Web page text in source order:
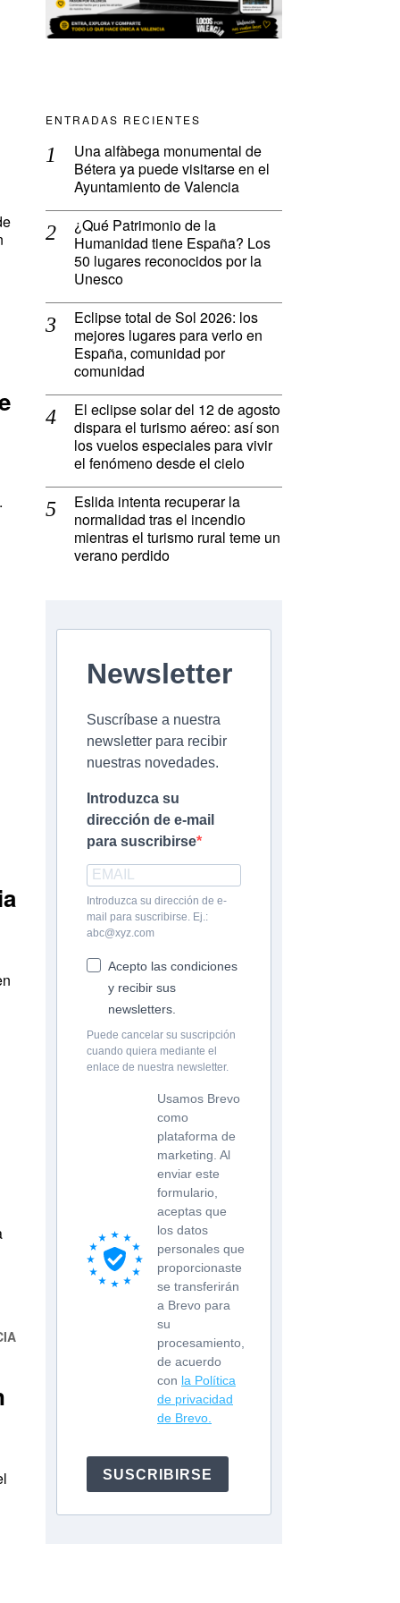
ENTRADAS RECIENTES
Una alfàbega monumental de
Bétera ya puede visitarse en el
Ayuntamiento de Valencia
¿Qué Patrimonio de la
Humanidad tiene España? Los
50 lugares reconocidos por la
Unesco
Eclipse total de Sol 2026: los
mejores lugares para verlo en
España, comunidad por
comunidad
El eclipse solar del 12 de agosto
dispara el turismo aéreo: así son
los vuelos especiales para vivir
el fenómeno desde el cielo
Eslida intenta recuperar la
normalidad tras el incendio
mientras el turismo rural teme un
verano perdido
Newsletter
Suscríbase a nuestra
newsletter para recibir
nuestras novedades.
Introduzca su
dirección de e-mail
para suscribirse
Introduzca su dirección de e-
mail para suscribirse. Ej.:
abc@xyz.com
Acepto las condiciones
y recibir sus
newsletters.
Puede cancelar su suscripción
cuando quiera mediante el
enlace de nuestra newsletter.
Usamos Brevo
como
plataforma de
marketing. Al
enviar este
formulario,
aceptas que
los datos
personales que
proporcionaste
se transferirán
a Brevo para
su
procesamiento,
de acuerdo
con la Política
de privacidad
de Brevo.
SUSCRIBIRSE